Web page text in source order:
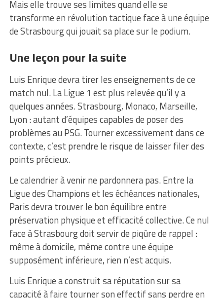
Mais elle trouve ses limites quand elle se
transforme en révolution tactique face à une équipe
de Strasbourg qui jouait sa place sur le podium.
Une leçon pour la suite
Luis Enrique devra tirer les enseignements de ce
match nul. La Ligue 1 est plus relevée qu’il y a
quelques années. Strasbourg, Monaco, Marseille,
Lyon : autant d’équipes capables de poser des
problèmes au PSG. Tourner excessivement dans ce
contexte, c’est prendre le risque de laisser filer des
points précieux.
Le calendrier à venir ne pardonnera pas. Entre la
Ligue des Champions et les échéances nationales,
Paris devra trouver le bon équilibre entre
préservation physique et efficacité collective. Ce nul
face à Strasbourg doit servir de piqûre de rappel :
même à domicile, même contre une équipe
supposément inférieure, rien n’est acquis.
Luis Enrique a construit sa réputation sur sa
capacité à faire tourner son effectif sans perdre en